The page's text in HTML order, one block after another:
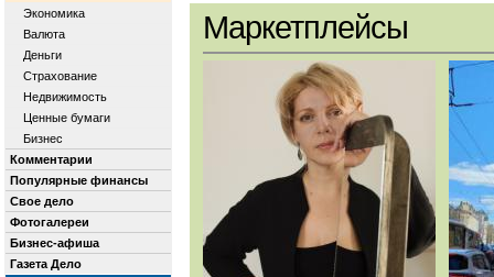
Экономика
Валюта
Деньги
Страхование
Недвижимость
Ценные бумаги
Бизнес
Комментарии
Популярные финансы
Свое дело
Фотогалереи
Бизнес-афиша
Газета Дело
Маркетплейсы